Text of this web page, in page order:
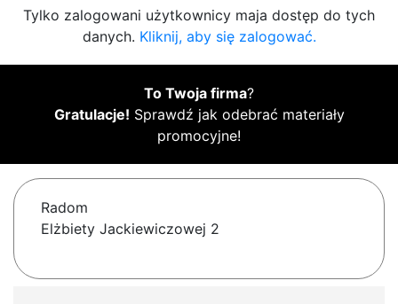
Tylko zalogowani użytkownicy maja dostęp do tych
danych. Kliknij, aby się zalogować.
To Twoja firma?
Gratulacje! Sprawdź jak odebrać materiały
promocyjne!
Radom
Elżbiety Jackiewiczowej 2